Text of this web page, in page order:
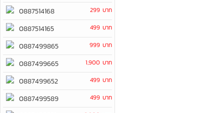
0887514168 299 บาท
0887514165 499 บาท
0887499865 999 บาท
0887499665 1,900 บาท
0887499652 499 บาท
0887499589 499 บาท